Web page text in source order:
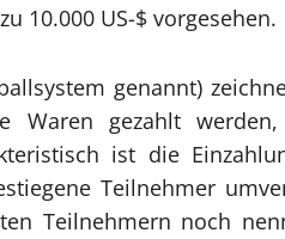
10.000 US-$ vorgesehen.
genannt)
Waren gezahlt
ist die
Teilnehmer
Teilnehmern noch